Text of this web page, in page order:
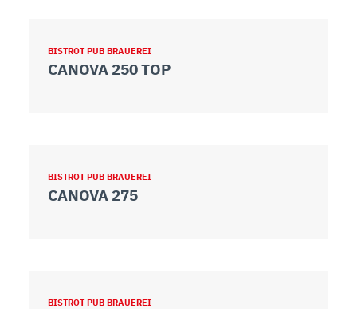
BISTROT PUB BRAUEREI
CANOVA 250 TOP
BISTROT PUB BRAUEREI
CANOVA 275
BISTROT PUB BRAUEREI